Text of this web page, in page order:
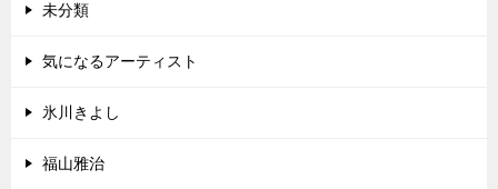
未分類
気になるアーティスト
氷川きよし
福山雅治